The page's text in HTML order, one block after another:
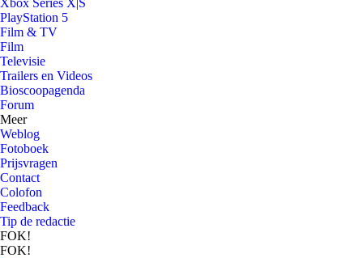
Xbox Series X|S
PlayStation 5
Film & TV
Film
Televisie
Trailers en Videos
Bioscoopagenda
Forum
Meer
Weblog
Fotoboek
Prijsvragen
Contact
Colofon
Feedback
Tip de redactie
FOK!
FOK!